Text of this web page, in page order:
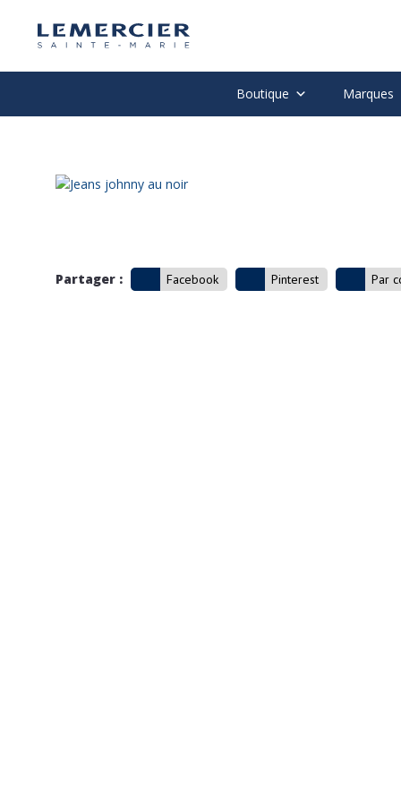
Boutique Marques
Partager : Facebook Pinterest Par